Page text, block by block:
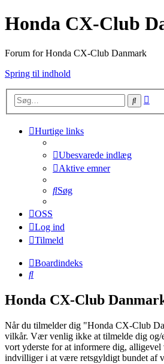
Honda CX-Club
Forum for Honda CX-Club Danmark
Spring til indhold
Søg
Hurtige links
Ubesvarede indlæg
Aktive emner
Søg
OSS
Log ind
Tilmeld
Boardindeks
Søg
Honda CX-Club
Når du tilmelder dig "Honda CX-Club
vilkår. Vær venlig ikke at tilmelde dig
vort yderste for at informere dig,
indvilliger i at være retsgyldigt bundet af